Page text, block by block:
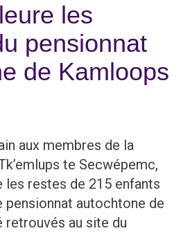
les
pensionnat
de Kamloops
aux membres de la
te Secwépemc,
les restes de 215 enfants
pensionnat autochtone de
retrouvés au site du